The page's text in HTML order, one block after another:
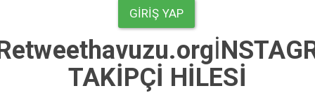
GIRIŞ YAP
İ
TAKİPÇİ HİLESİ